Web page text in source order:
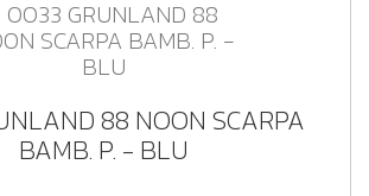
88 NOON SCARPA
BAMB. P. - BLU